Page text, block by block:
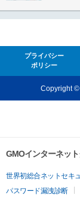
プライバシー
ポリシー
Copyright ©
GMOインターネッ
世界初総合ネットセキ
パスワード漏洩診断